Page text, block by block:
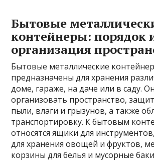
Бытовые
контейнеры: порядок
организация
Бытовые металлические
предназначены для хранения
доме, гараже, на даче или в саду.
организовать пространство,
пыли, влаги и грызунов, а также
транспортировку. К бытовым
относятся ящики для
для хранения овощей и фруктов,
корзины для белья и мусорные